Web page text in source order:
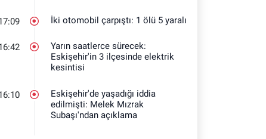
İki otomobil çarpıştı: 1 ölü 5 yaralı
Yarın saatlerce sürecek:
Eskişehir'in 3 ilçesinde elektrik
kesintisi
Eskişehir'de yaşadığı iddia
edilmişti: Melek Mızrak
Subaşı'ndan açıklama